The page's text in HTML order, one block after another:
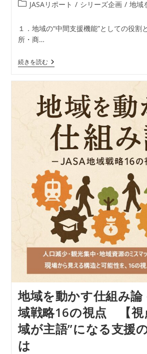
日:
投
カ
テ
ゴ
ー:
JASAリポート / シリーズ企画 / 地域
１．地域の“中間支援機能”としての役割
所・商…
続きを読む地
域
か
す
仕
組
論
―
JASA
戦
略
16
の
視
点
【視
点
０】
地
域
を
る“商
工
会
議
所・
商
地域を動かす仕組み
域戦略16の視点 【視
域が主語”になる支援
は